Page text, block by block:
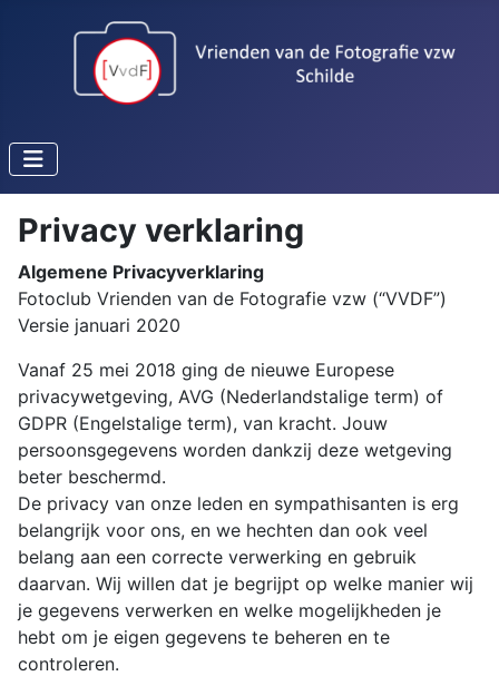
Privacy verklaring
Algemene Privacyverklaring
Fotoclub Vrienden van de Fotografie vzw (“VVDF”)
Versie januari 2020
Vanaf 25 mei 2018 ging de nieuwe Europese
privacywetgeving, AVG (Nederlandstalige term) of
GDPR (Engelstalige term), van kracht. Jouw
persoonsgegevens worden dankzij deze wetgeving
beter beschermd.
De privacy van onze leden en sympathisanten is erg
belangrijk voor ons, en we hechten dan ook veel
belang aan een correcte verwerking en gebruik
daarvan. Wij willen dat je begrijpt op welke manier wij
je gegevens verwerken en welke mogelijkheden je
hebt om je eigen gegevens te beheren en te
controleren.